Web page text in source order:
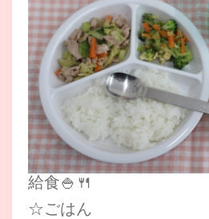
給食🍚🍴
☆ごはん